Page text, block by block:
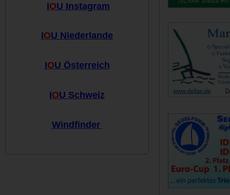
IOU Instagram
IOU Niederlande
IOU Österreich
IOU Schweiz
Windfinder